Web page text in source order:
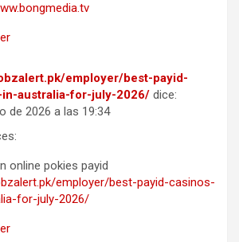
employer/best-payid-
in-australia-for-july-2026/ dice:
de 2026 a las 19:34
online pokies payid
employer/best-payid-casinos-
for-july-2026/